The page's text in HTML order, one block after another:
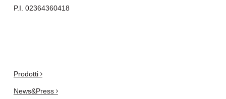
P.I. 02364360418
Prodotti
News&Press